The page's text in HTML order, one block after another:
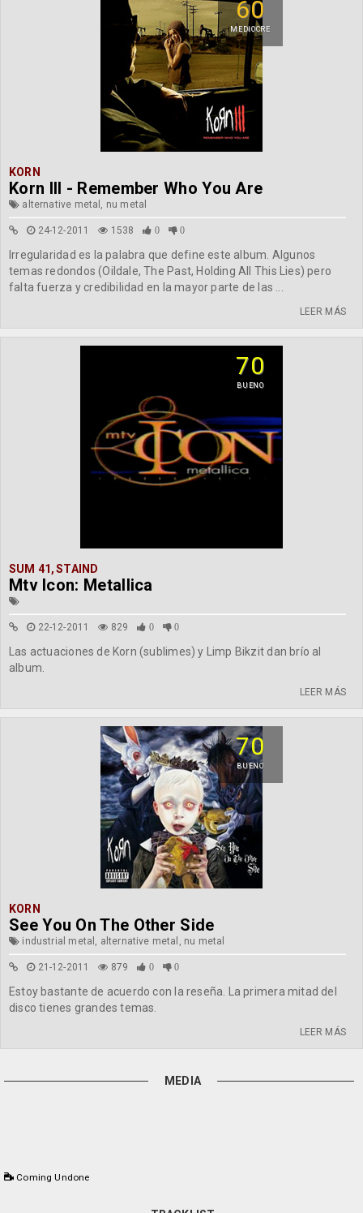
60
MEDIOCRE
KORN
Korn III - Remember Who You Are
alternative metal, nu metal
24-12-2011 1538 0 0
Irregularidad es la palabra que define este album. Algunos
temas redondos (Oildale, The Past, Holding All This Lies) pero
falta fuerza y credibilidad en la mayor parte de las ...
LEER MÁS
70
BUENO
SUM 41,STAIND
Mtv Icon: Metallica
22-12-2011 829 0 0
Las actuaciones de Korn (sublimes) y Limp Bikzit dan brío al
album.
LEER MÁS
70
BUENO
KORN
See You On The Other Side
industrial metal, alternative metal, nu metal
21-12-2011 879 0 0
Estoy bastante de acuerdo con la reseña. La primera mitad del
disco tienes grandes temas.
LEER MÁS
MEDIA
Coming Undone